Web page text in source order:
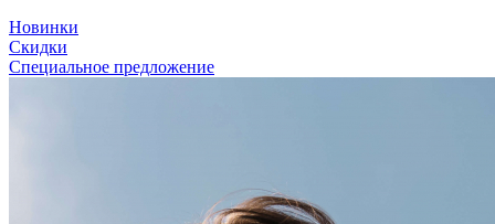
Новинки
Скидки
Специальное предложение